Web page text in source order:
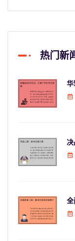
热门新
决
全